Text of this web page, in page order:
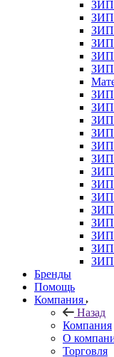
Бренды
Помощь
Компания
Назад
Компания
О
Торговля